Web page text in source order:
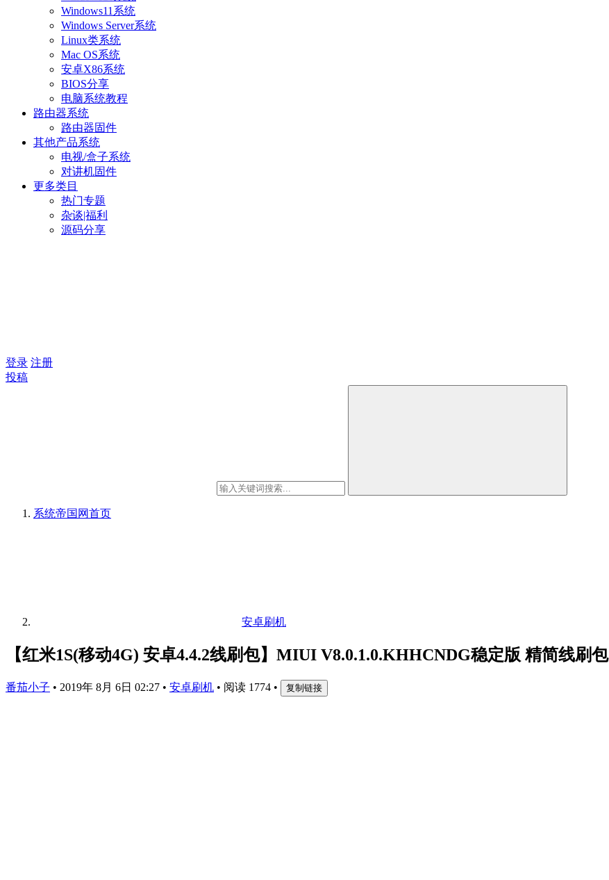
Windows11系统
Windows Server系统
Linux类系统
Mac OS系统
安卓X86系统
BIOS分享
电脑系统教程
路由器系统
路由器固件
其他产品系统
电视/盒子系统
对讲机固件
更多类目
热门专题
杂谈|福利
源码分享
登录 注册
投稿
系统帝国网首页
安卓刷机
【红米1S(移动4G) 安卓4.4.2线刷包】MIUI V8.0.1.0.KHHCNDG稳定版 精简线刷包
番茄小子 • 2019年 8月 6日 02:27 • 安卓刷机 • 阅读 1774 • 复制链接